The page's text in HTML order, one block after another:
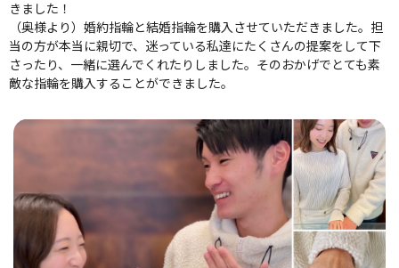
きました！
（奥様より）婚約指輪と結婚指輪を購入させていただきました。担
当の方が本当に親切で、迷っている私達にたくさんの提案をして下
さったり、一緒に選んでくれたりしました。そのおかげでとても素
敵な指輪を購入することができました。